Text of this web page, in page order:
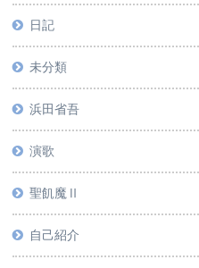
日記
未分類
浜田省吾
演歌
聖飢魔Ⅱ
自己紹介